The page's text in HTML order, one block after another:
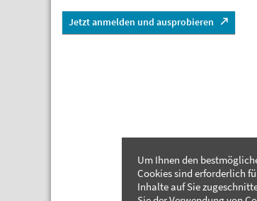
Jetzt anmelden und ausprobieren
Um Ihnen den
Cookies sind erforderlich
Inhalte auf Sie